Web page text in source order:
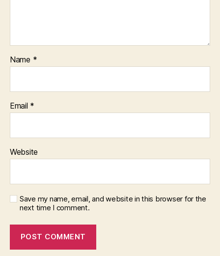
Name *
Email *
Website
Save my name, email, and website in this browser for the
next time I comment.